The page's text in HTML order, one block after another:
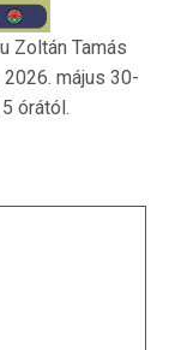
Zoltán Tamás
május 30-
órától.